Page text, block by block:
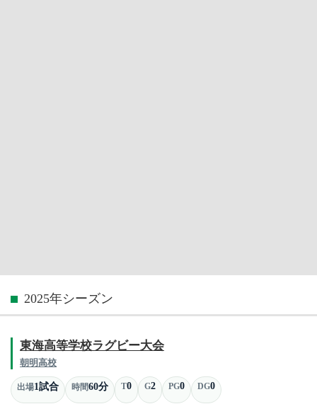
2025年シーズン
東海高等学校ラグビー大会
朝明高校
出場1試合 時間60分 T0 G2 PG0 DG0